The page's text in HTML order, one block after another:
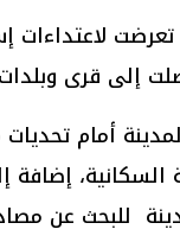
لاعتداءات
إلى قرى
أمام
السكانية،
للبحث عن